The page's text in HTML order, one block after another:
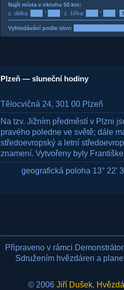
Najít místa v okruhu 50 km:
z. délka:
° ′ z. šířka: ° ′
Vyhledávání podle slov:
Plzeň — sluneční hodiny
Tělocvičná 24, 301 00 Plzeň
Na tzv. Jižním předměstí v Plzni
pravého poledne ve světě; dále
středoevropský a letní
znamení. Vytvořeny byly
geografická poloha 13° 22′
Připraveno v rámci
Sdružením hvězdáren a
© 2006 Jiří Dušek,